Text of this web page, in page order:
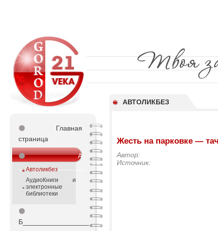
АВТОЛИКБЕЗ
⚫
Главная
страница
⚫А
_________________
Автоликбез
АудиоКниги и
электронные
библиотеки
⚫
Б_________________
Жесть на парковке —
Автор:
Источник: